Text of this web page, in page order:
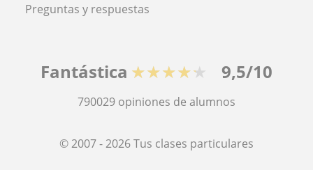
Preguntas y respuestas
Fantástica ★★★★★ 9,5/10
790029 opiniones de alumnos
© 2007 - 2026 Tus clases particulares